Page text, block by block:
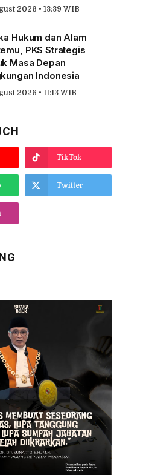
2026 • 13:39 WIB
Hukum dan Alam
PKS Strategis
Masa Depan
Indonesia
2026 • 11:13 WIB
TikTok
Twitter